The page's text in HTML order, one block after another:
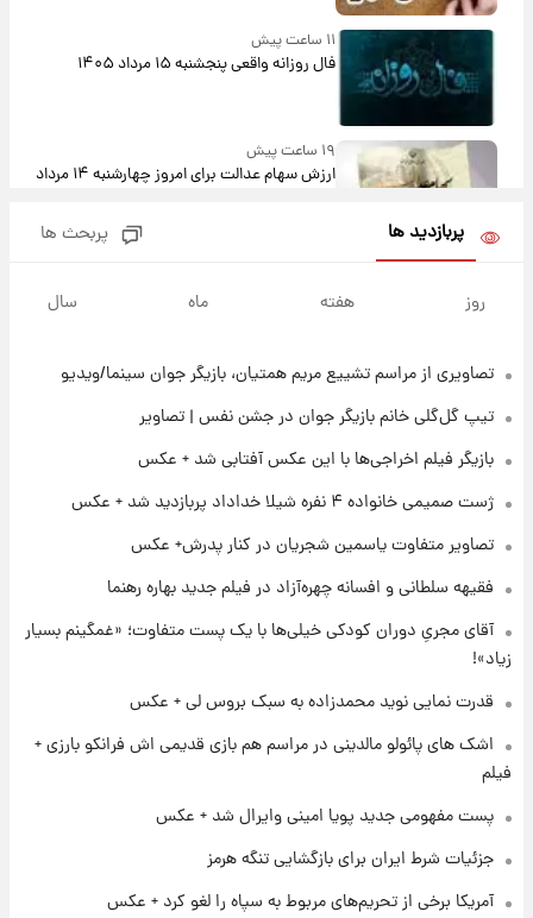
۱۱ ساعت پیش
فال روزانه واقعی پنجشنبه ۱۵ مرداد ۱۴۰۵
۱۹ ساعت پیش
ارزش سهام عدالت برای امروز چهارشنبه ۱۴ مرداد
نام خودرو، مبلغ پیش پرداخت و زمان تحویل |
۱ روز پیش
کار استقلال و رامین رضاییان رسما تمام شد +
عکس / خداحافظی صمیمانه آبی ها با رامین!
۱ روز پیش
آتش اختلاف در اینستاگرام؛ تمجید از حردانی به
مذاق رضاییان خوش نیامد+عکس
۱ روز پیش
پروین اعتصامی در دوران نوجوانی؛ اواخر دهه
۱۲۹۰ شمسی
۱ روز پیش
هسته‌ای در آسمان ظاهر شد
پربازدید ها پربحث ها
روز هفته ماه سال
تصاویری از مراسم تشییع مریم همتیان، بازیگر جوان سینما/ویدیو
تیپ گل‌گلی خانم بازیگر جوان در جشن نفس | تصاویر
بازیگر فیلم اخراجی‌ها با این عکس آفتابی شد + عکس
ژست صمیمی خانواده ۴ نفره شیلا خداداد پربازدید شد + عکس
تصاویر متفاوت یاسمین شجریان در کنار پدرش+ عکس
فقیهه سلطانی و افسانه چهره‌آزاد در فیلم جدید بهاره رهنما
آقای مجریِ دوران کودکی خیلی‌ها با یک پست متفاوت؛ «غمگینم بسیار
زیاد»!
قدرت نمایی نوید محمدزاده به سبک بروس لی + عکس
اشک های پائولو مالدینی در مراسم هم بازی قدیمی اش فرانکو بارزی +
فیلم
پست مفهومی جدید پویا امینی وایرال شد + عکس
جزئیات شرط ایران برای بازگشایی تنگه هرمز
آمریکا برخی از تحریم‌های مربوط به سپاه را لغو کرد + عکس